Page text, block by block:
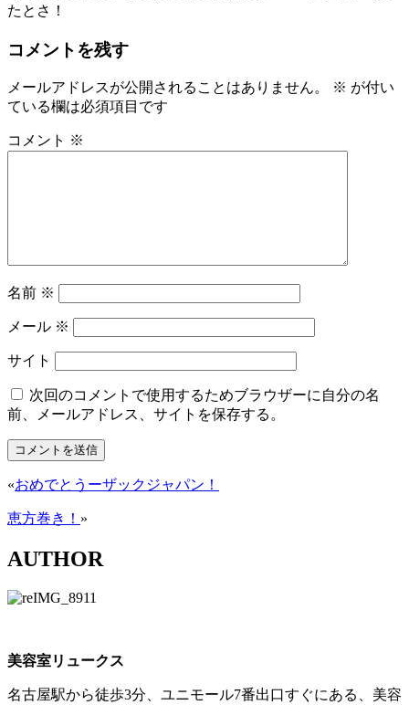
たとさ！
コメントを残す
メールアドレスが公開されることはありません。 ※ が付い
ている欄は必須項目です
コメント ※
名前 ※
メール ※
サイト
次回のコメントで使用するためブラウザーに自分の名
前、メールアドレス、サイトを保存する。
«おめでとうーザックジャパン！
恵方巻き！ »
AUTHOR
美容室リュークス
名古屋駅から徒歩3分、ユニモール7番出口すぐにある、美容